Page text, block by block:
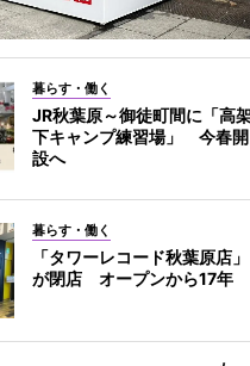
暮らす・働く
JR秋葉原～御徒町間に「高
下キャンプ練習場」 今春開
設へ
暮らす・働く
「タワーレコード秋葉原店」
が閉店 オープンから17年